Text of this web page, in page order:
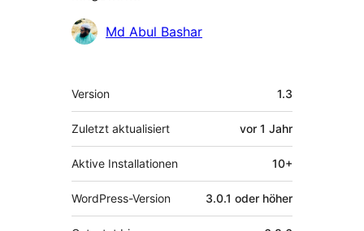
Mitwirkende
Md Abul Bashar
Meta
Version 1.3
Zuletzt aktualisiert vor 1 Jahr
Aktive Installationen 10+
WordPress-Version 3.0.1 oder höher